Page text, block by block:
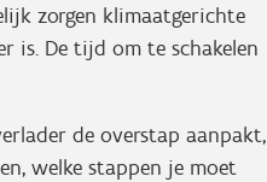
zorgen klimaatgerichte
is. De tijd om te schakelen
de overstap aanpakt,
welke stappen je moet